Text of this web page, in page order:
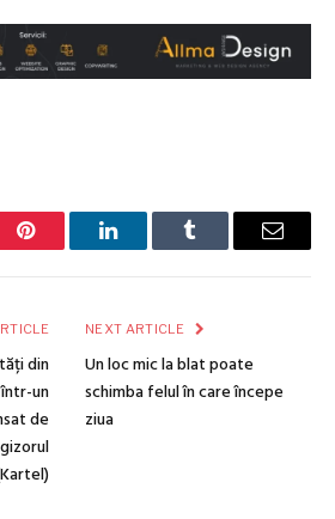
Pinterest LinkedInTumblr Email
din
un
de
NEXT ARTICLE
Un loc mic la blat poate
schimba felul în care începe
ziua